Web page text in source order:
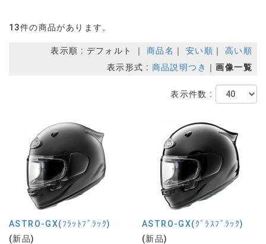
13件の商品があります。
表示順 : デフォルト ｜ 商品名 ｜ 安い順 ｜ 高い順
表示形式 : 商品説明つき ｜画像一覧
表示件数 :
ASTRO-GX(ﾌﾗｯﾄﾌﾞﾗｯｸ)
(新品)
ASTRO-GX(ｸﾞﾗｽﾌﾞﾗｯｸ)
(新品)